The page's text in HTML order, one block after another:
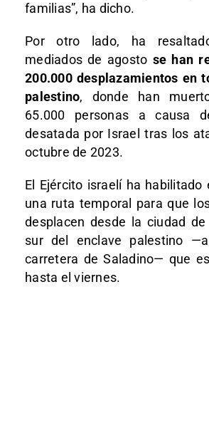
familias”, ha dicho.
Por otro lado, ha
mediados de agosto se han
200.000 desplazamientos en
palestino, donde han
65.000 personas a causa
desatada por Israel tras los
octubre de 2023.
El Ejército israelí ha habilitado
una ruta temporal para que
desplacen desde la ciudad de
sur del enclave palestino
carretera de Saladino— que
hasta el viernes.